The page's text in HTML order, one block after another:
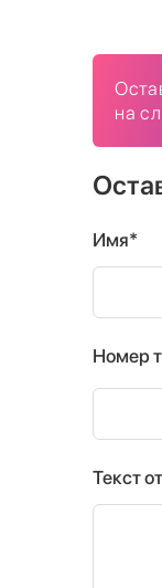
на
Имя*
Номер
Текст